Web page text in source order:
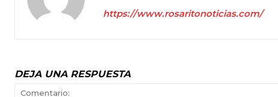
https://www.rosaritonoticias.com/
DEJA UNA RESPUESTA